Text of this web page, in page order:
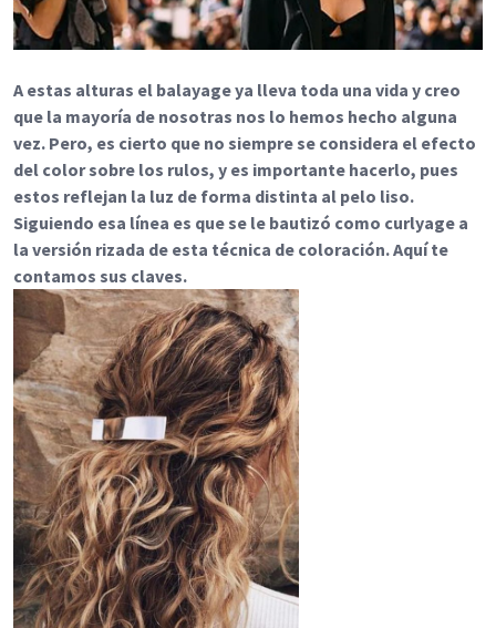
A estas alturas el balayage ya lleva toda una vida y creo
que la mayoría de nosotras nos lo hemos hecho alguna
vez. Pero, es cierto que no siempre se considera el efecto
del color sobre los rulos, y es importante hacerlo, pues
estos reflejan la luz de forma distinta al pelo liso.
Siguiendo esa línea es que se le bautizó como curlyage a
la versión rizada de esta técnica de coloración. Aquí te
contamos sus claves.